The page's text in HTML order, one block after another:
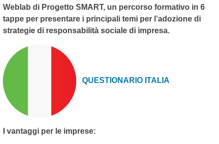
Weblab di Progetto SMART, un percorso formativo in 6
tappe per presentare i principali temi per l’adozione di
strategie di responsabilità sociale di impresa.
QUESTIONARIO ITALIA
I vantaggi per le imprese: